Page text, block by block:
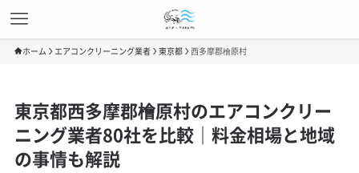
ホーム エアコンクリーニング業者 東京都 西多摩郡檜原村
東京都西多摩郡檜原村のエアコンクリー
ニング業者80社を比較｜料金相場と地域
の事情も解説